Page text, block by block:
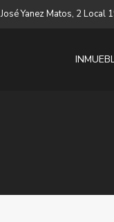
José Yanez Matos, 2 Local